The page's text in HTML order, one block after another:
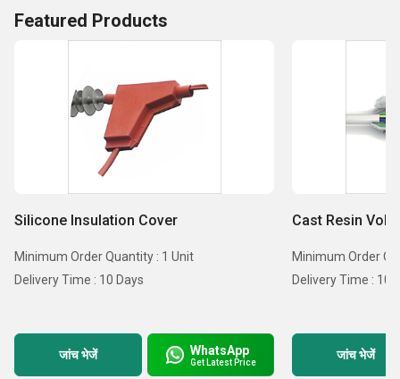
Featured Products
Silicone Insulation Cover
Minimum Order Quantity : 1 Unit
Delivery Time : 10 Days
जांच भेजें WhatsApp
Get Latest Price
Cast Resin
Minimum Order
Delivery Time : 10
जांच भेजें